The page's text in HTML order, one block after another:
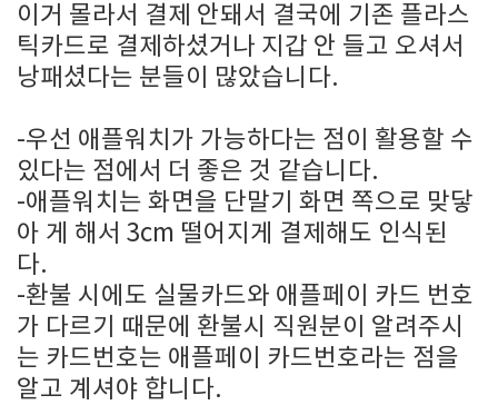
이거 몰라서 결제 안돼서 결국에 기존 플라스
틱카드로 결제하셨거나 지갑 안 들고 오셔서
낭패셨다는 분들이 많았습니다.
-우선 애플워치가 가능하다는 점이 활용할 수
있다는 점에서 더 좋은 것 같습니다.
-애플워치는 화면을 단말기 화면 쪽으로 맞닿
아 게 해서 3cm 떨어지게 결제해도 인식된
다.
-환불 시에도 실물카드와 애플페이 카드 번호
가 다르기 때문에 환불시 직원분이 알려주시
는 카드번호는 애플페이 카드번호라는 점을
알고 계셔야 합니다.